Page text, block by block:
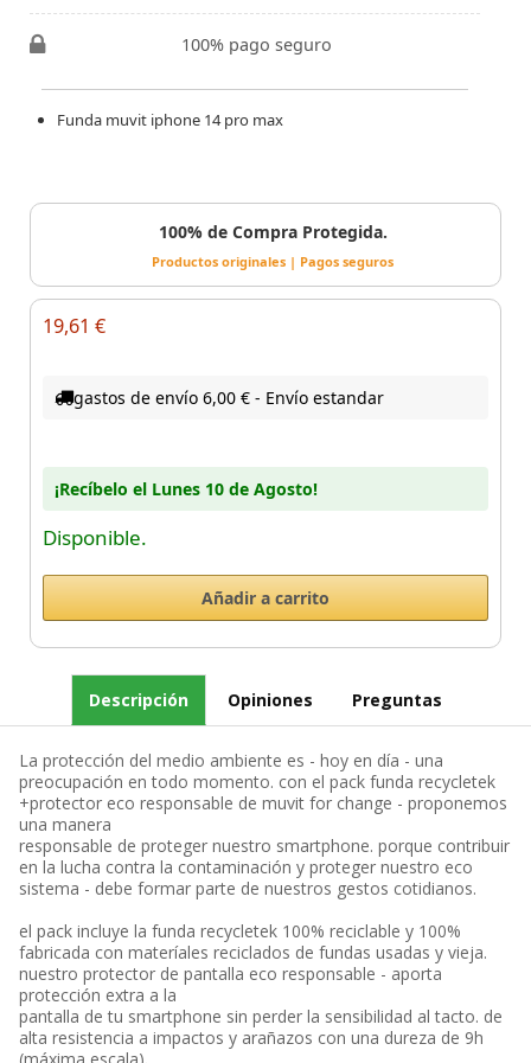
100% pago seguro
Funda muvit iphone 14 pro max
100% de Compra Protegida.
Productos originales | Pagos seguros
19,61 €
gastos de envío 6,00 € - Envío estandar
¡Recíbelo el Lunes 10 de Agosto!
Disponible.
Descripción Opiniones Preguntas
La protección del medio ambiente es - hoy en día - una
preocupación en todo momento. con el pack funda recycletek
+protector eco responsable de muvit for change - proponemos
una manera
responsable de proteger nuestro smartphone. porque contribuir
en la lucha contra la contaminación y proteger nuestro eco
sistema - debe formar parte de nuestros gestos cotidianos.
el pack incluye la funda recycletek 100% reciclable y 100%
fabricada con materíales reciclados de fundas usadas y vieja.
nuestro protector de pantalla eco responsable - aporta
protección extra a la
pantalla de tu smartphone sin perder la sensibilidad al tacto. de
alta resistencia a impactos y arañazos con una dureza de 9h